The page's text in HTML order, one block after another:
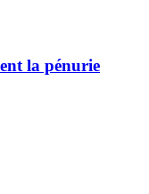
la pénurie